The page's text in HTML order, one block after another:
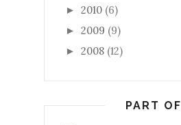
► 2010 (6)
► 2009 (9)
► 2008 (12)
PART OF